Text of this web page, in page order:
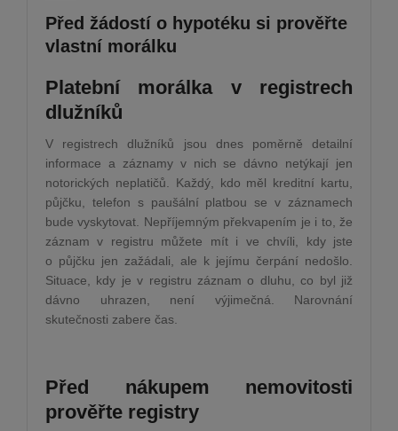
Před žádostí o hypotéku si prověřte
vlastní morálku
Platební morálka v registrech
dlužníků
V registrech dlužníků jsou dnes poměrně detailní
informace a záznamy v nich se dávno netýkají jen
notorických neplatičů. Každý, kdo měl kreditní kartu,
půjčku, telefon s paušální platbou se v záznamech
bude vyskytovat. Nepříjemným překvapením je i to, že
záznam v registru můžete mít i ve chvíli, kdy jste
o půjčku jen zažádali, ale k jejímu čerpání nedošlo.
Situace, kdy je v registru záznam o dluhu, co byl již
dávno uhrazen, není výjimečná. Narovnání
skutečnosti zabere čas.
Před nákupem nemovitosti
prověřte registry